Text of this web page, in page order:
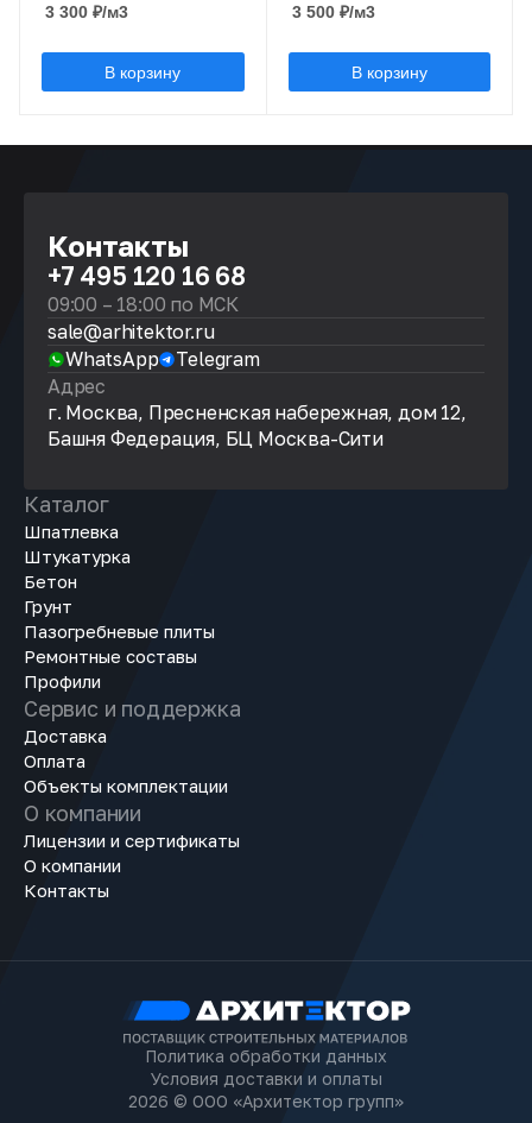
3 300 ₽/м3
В корзину
3 500₽/м3
В корзину
Контакты
+7 495 120 16 68
09:00 – 18:00 по МСК
sale@arhitektor.ru
WhatsApp
Telegram
Адрес
г. Москва, Пресненская набережная, дом 12,
Башня Федерация, БЦ Москва-Сити
Каталог
Шпатлевка
Штукатурка
Бетон
Грунт
Пазогребневые плиты
Ремонтные составы
Профили
Сервис и поддержка
Доставка
Оплата
Объекты комплектации
О компании
Лицензии и сертификаты
О компании
Контакты
Политика обработки данных
Условия доставки и оплаты
2026 © ООО «Архитектор групп»